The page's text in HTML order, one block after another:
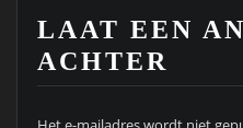
LAAT EEN
ACHTER